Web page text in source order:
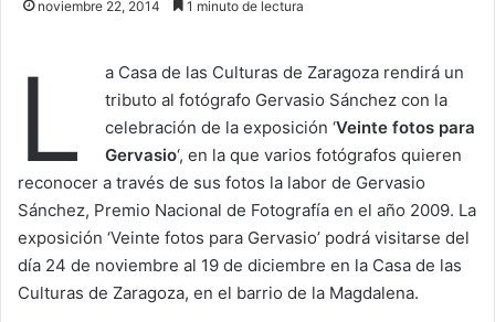
noviembre 22, 2014 1 minuto de lectura
L
a Casa de las Culturas de Zaragoza rendirá un
tributo al fotógrafo Gervasio Sánchez con la
celebración de la exposición ‘Veinte fotos para
Gervasio‘, en la que varios fotógrafos quieren
reconocer a través de sus fotos la labor de Gervasio
Sánchez, Premio Nacional de Fotografía en el año 2009. La
exposición ‘Veinte fotos para Gervasio’ podrá visitarse del
día 24 de noviembre al 19 de diciembre en la Casa de las
Culturas de Zaragoza, en el barrio de la Magdalena.